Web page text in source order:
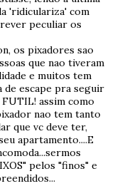
'ridiculariza' com
peculiar os
os pixadores sao
que nao tiveram
e muitos tem
de escape pra seguir
FUTIL! assim como
nao tem tanto
que vc deve ter,
apartamento....E
pelos "finos" e